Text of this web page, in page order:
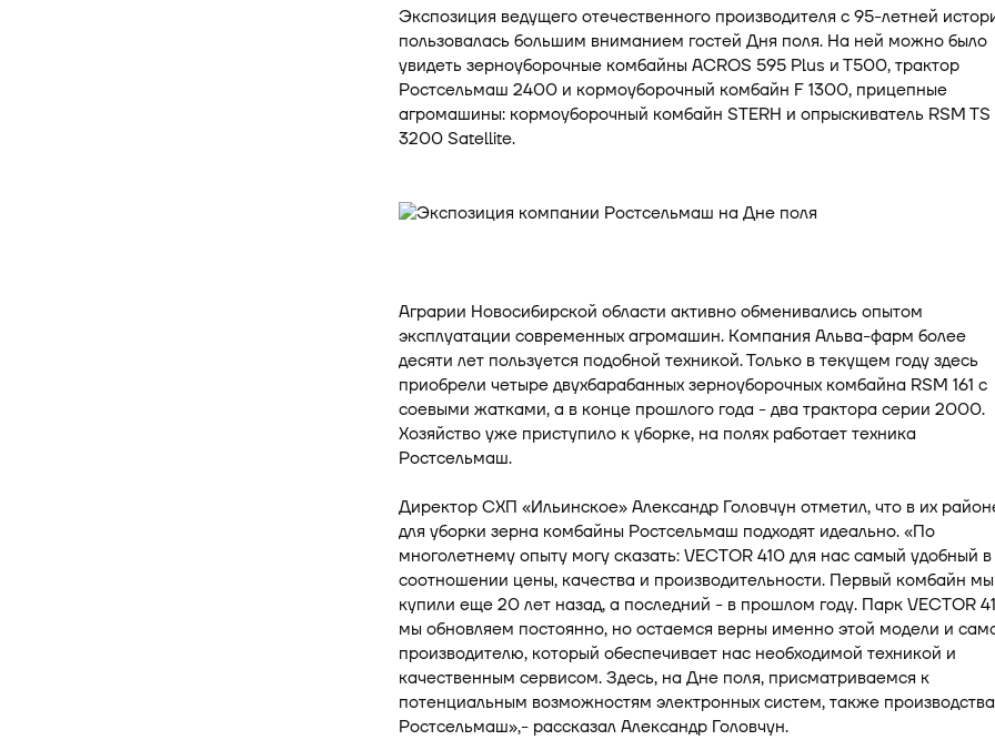
Экспозиция ведущего отечественного производителя с 95-летней
пользовалась большим вниманием гостей Дня поля. На ней можно было
увидеть зерноуборочные комбайны ACROS 595 Plus и Т500, трактор
Ростсельмаш 2400 и кормоуборочный комбайн F 1300, прицепные
агромашины: кормоуборочный комбайн STERH и опрыскиватель RSM TS
3200 Satellite.
Аграрии Новосибирской области активно обменивались опытом
эксплуатации современных агромашин. Компания Альва-фарм более
десяти лет пользуется подобной техникой. Только в текущем году здесь
приобрели четыре двухбарабанных зерноуборочных комбайна RSM 161 с
соевыми жатками, а в конце прошлого года - два трактора серии 2000.
Хозяйство уже приступило к уборке, на полях работает техника
Ростсельмаш.
Директор СХП «Ильинское» Александр Головчун отметил, что в их
для уборки зерна комбайны Ростсельмаш подходят идеально. «По
многолетнему опыту могу сказать: VECTOR 410 для нас самый удобный в
соотношении цены, качества и производительности. Первый комбайн мы
купили еще 20 лет назад, а последний - в прошлом году. Парк VECTOR
мы обновляем постоянно, но остаемся верны именно этой модели и
производителю, который обеспечивает нас необходимой техникой и
качественным сервисом. Здесь, на Дне поля, присматриваемся к
потенциальным возможностям электронных систем, также производства
Ростсельмаш»,- рассказал Александр Головчун.